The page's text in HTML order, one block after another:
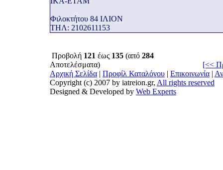
Φιλοκτήτου 84 ΙΛΙΟΝ
THΛ: 2102611153
Προβολή 121 έως 135 (από 284
Αποτελέσματα)
[<<
Αρχική Σελίδα | Προφίλ Καταλόγου | Επικοινωνία |
Copyright (c) 2007 by iatreion.gr, All rights reserved
Designed & Developed by Web Experts